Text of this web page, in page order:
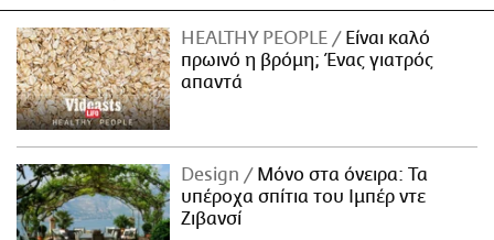
HEALTHY PEOPLE
Είναι καλό
πρωινό η βρόμη; Ένας γιατρός
απαντά
Design
Μόνο στα όνειρα: Τα
υπέροχα σπίτια του Ιμπέρ ντε
Ζιβανσί